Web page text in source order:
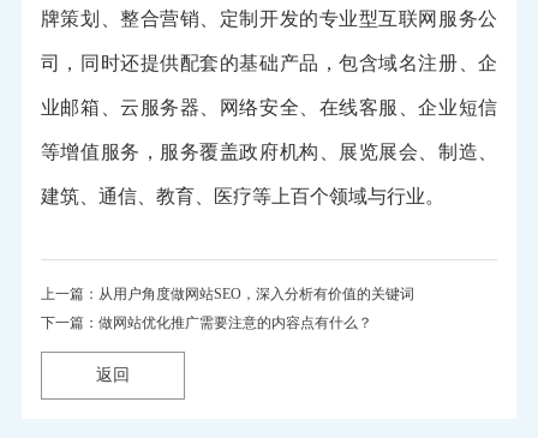
牌策划、整合营销、定制开发的专业型互联网服务公
司，同时还提供配套的基础产品，包含域名注册、企
业邮箱、云服务器、网络安全、在线客服、企业短信
等增值服务，服务覆盖政府机构、展览展会、制造、
建筑、通信、教育、医疗等上百个领域与行业。
上一篇：从用户角度做网站SEO，深入分析有价值的关键词
下一篇：做网站优化推广需要注意的内容点有什么？
返回